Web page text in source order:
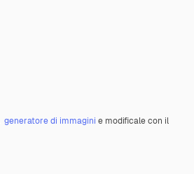
generatore di immagini e modificale con il